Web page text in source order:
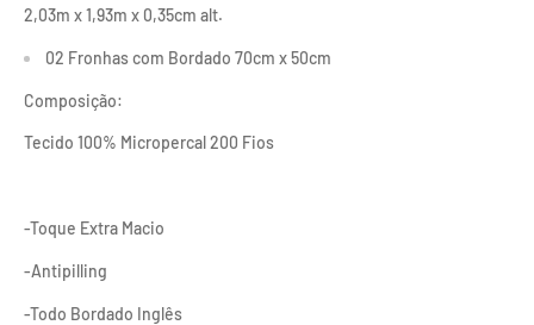
2,03m x 1,93m x 0,35cm alt.
02 Fronhas com Bordado 70cm x 50cm
Composição:
Tecido 100% Micropercal 200 Fios
-Toque Extra Macio
-Antipilling
-Todo Bordado Inglês